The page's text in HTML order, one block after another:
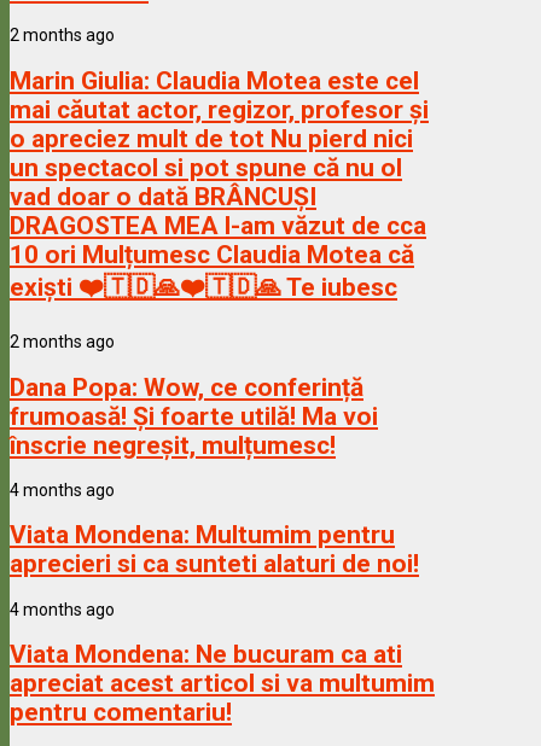
2 months ago
Marin Giulia: Claudia Motea este cel
mai căutat actor, regizor, profesor și
o apreciez mult de tot Nu pierd nici
un spectacol si pot spune că nu ol
vad doar o dată BRÂNCUȘI
DRAGOSTEA MEA l-am văzut de cca
10 ori Mulțumesc Claudia Motea că
exiști ❤️🇹🇩🙏❤️🇹🇩🙏 Te iubesc
2 months ago
Dana Popa: Wow, ce conferință
frumoasă! Și foarte utilă! Ma voi
înscrie negreșit, mulțumesc!
4 months ago
Viata Mondena: Multumim pentru
aprecieri si ca sunteti alaturi de noi!
4 months ago
Viata Mondena: Ne bucuram ca ati
apreciat acest articol si va multumim
pentru comentariu!